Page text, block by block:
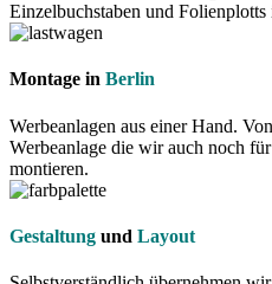
Einzelbuchstaben und Folienplotts
Montage in Berlin
Werbeanlagen aus einer Hand.
Werbeanlage die wir auch noch
montieren.
Gestaltung und Layout